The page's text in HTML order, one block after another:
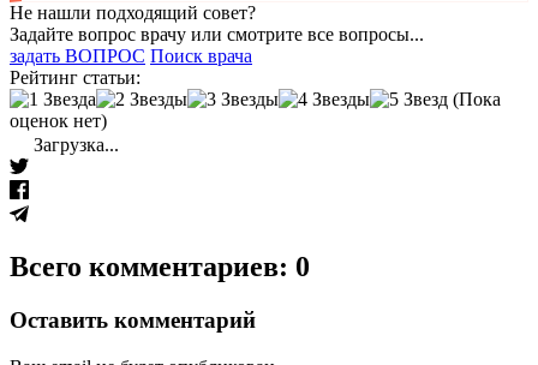
Не нашли подходящий совет?
Задайте вопрос врачу или смотрите все вопросы...
задать ВОПРОС Поиск врача
Рейтинг статьи:
(Пока
оценок нет)
Загрузка...
Всего комментариев: 0
Оставить комментарий